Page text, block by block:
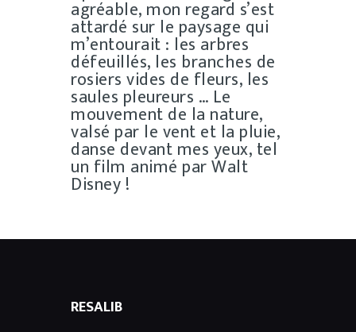
agréable, mon regard s’est
attardé sur le paysage qui
m’entourait : les arbres
défeuillés, les branches de
rosiers vides de fleurs, les
saules pleureurs … Le
mouvement de la nature,
valsé par le vent et la pluie,
danse devant mes yeux, tel
un film animé par Walt
Disney !
RESALIB